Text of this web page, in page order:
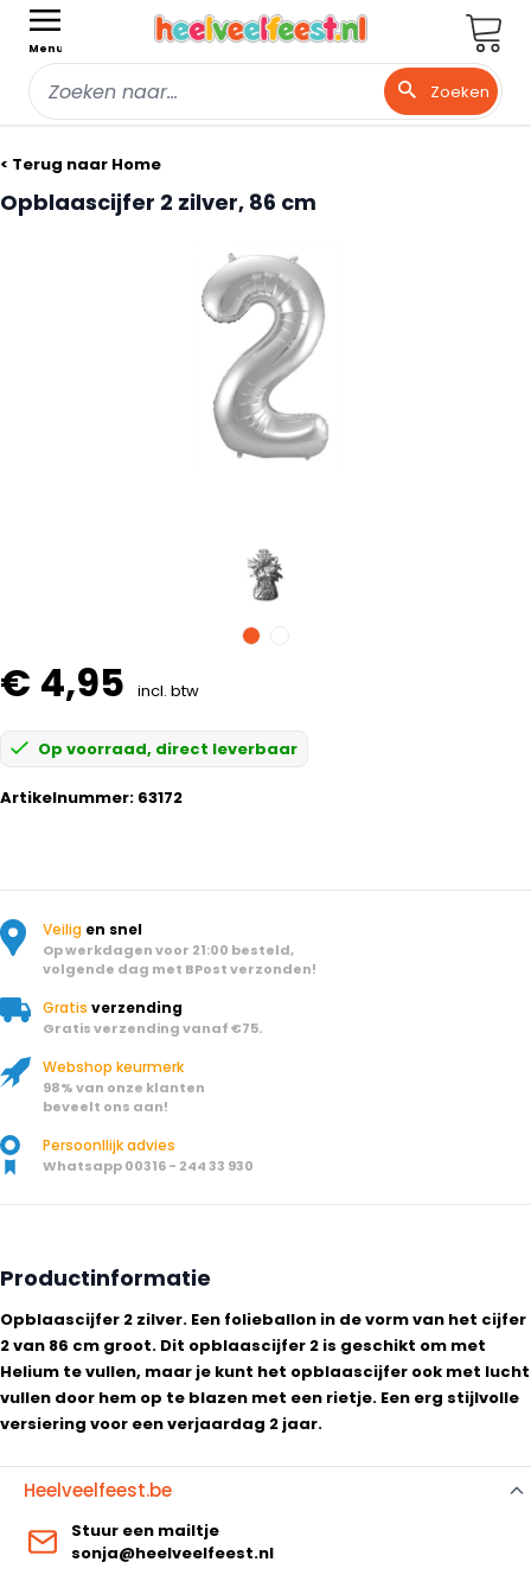
Menu
Zoeken
< Terug naar Home
Opblaascijfer 2 zilver, 86 cm
€ 4,95 incl. btw
Op voorraad, direct leverbaar
Artikelnummer: 63172
Veilig en snel
Op werkdagen voor 21:00 besteld,
volgende dag met BPost verzonden!
Gratis verzending
Gratis verzending vanaf €75.
Webshop keurmerk
98% van onze klanten
beveelt ons aan!
Persoonllijk advies
Whatsapp 00316 - 244 33 930
Productinformatie
Opblaascijfer 2 zilver. Een folieballon in de vorm van het cijfer
2 van 86 cm groot. Dit opblaascijfer 2 is geschikt om met
Helium te vullen, maar je kunt het opblaascijfer ook met lucht
vullen door hem op te blazen met een rietje. Een erg stijlvolle
versiering voor een verjaardag 2 jaar.
Heelveelfeest.be
Stuur een mailtje
sonja@heelveelfeest.nl